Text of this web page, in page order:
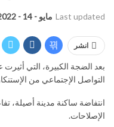
Last updated مايو - 14 - 2022
انشر
بعد الضجة الكبيرة، التي
التواصل الإجتماعي من
انتفاضة ساكنة مدينة أصيلة،
الإصلاحات.